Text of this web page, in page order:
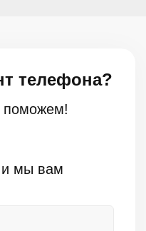
телефона?
поможем!
и мы вам